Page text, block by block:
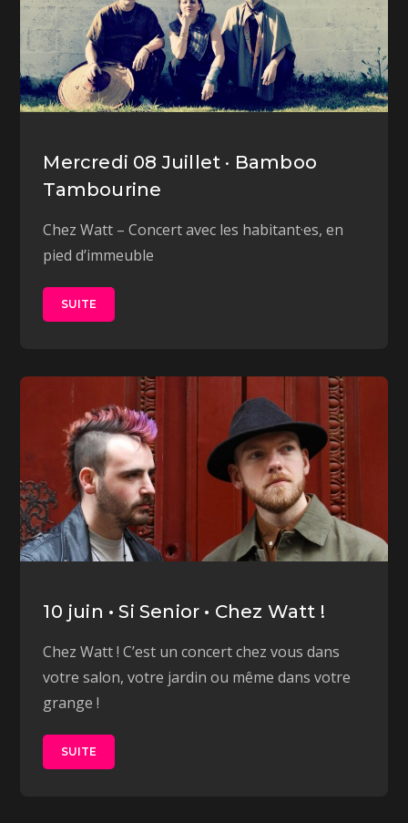
Mercredi 08 Juillet · Bamboo
Tambourine
Chez Watt – Concert avec les habitant·es, en
pied d’immeuble
SUITE
10 juin • Si Senior • Chez Watt !
Chez Watt ! C’est un concert chez vous dans
votre salon, votre jardin ou même dans votre
grange !
SUITE